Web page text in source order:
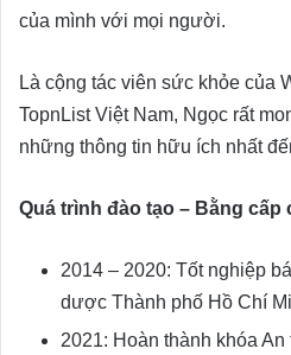
của mình với mọi người.
Là cộng tác viên sức khỏe của
TopnList Việt Nam, Ngọc rất
những thông tin hữu ích nhất
Quá trình đào tạo – Bằng cấp
2014 – 2020: Tốt nghiệp
dược Thành phố Hồ Chí
2021: Hoàn thành khóa An